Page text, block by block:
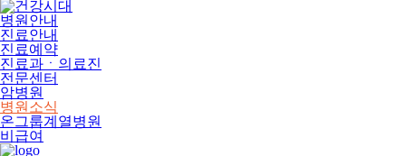
병원안내
진료안내
진료예약
진료과ㆍ의료진
전문센터
암병원
병원소식
온그룹계열병원
비급여